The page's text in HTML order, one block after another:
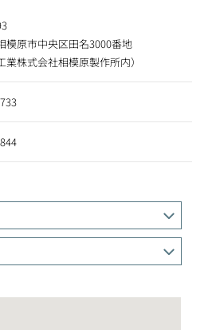
模原市中央区田名3000番地
業株式会社相模原製作所内）